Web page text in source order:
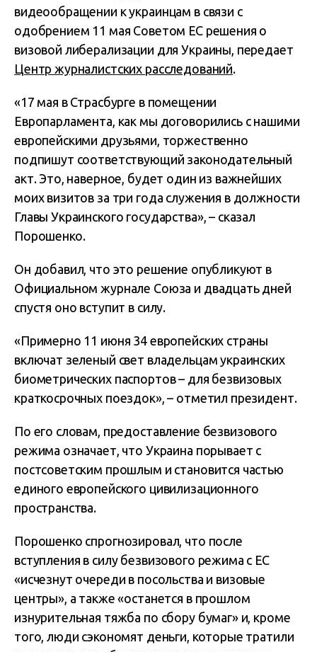
видеообращении к украинцам в связи с
одобрением 11 мая Советом ЕС решения о
визовой либерализации для Украины, передает
Центр журналистских расследований.
«17 мая в Страсбурге в помещении
Европарламента, как мы договорились с нашими
европейскими друзьями, торжественно
подпишут соответствующий законодательный
акт. Это, наверное, будет один из важнейших
моих визитов за три года служения в должности
Главы Украинского государства», – сказал
Порошенко.
Он добавил, что это решение опубликуют в
Официальном журнале Союза и двадцать дней
спустя оно вступит в силу.
«Примерно 11 июня 34 европейских страны
включат зеленый свет владельцам украинских
биометрических паспортов – для безвизовых
краткосрочных поездок», – отметил президент.
По его словам, предоставление безвизового
режима означает, что Украина порывает с
постсоветским прошлым и становится частью
единого европейского цивилизационного
пространства.
Порошенко спрогнозировал, что после
вступления в силу безвизового режима с ЕС
«исчезнут очереди в посольства и визовые
центры», а также «останется в прошлом
изнурительная тяжба по сбору бумаг» и, кроме
того, люди сэкономят деньги, которые тратили